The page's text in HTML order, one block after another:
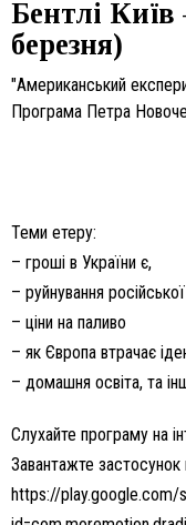
Бентлі Київ
березня)
"Американський
Програма Петра
Теми етеру:
– гроші в України є,
– руйнування
– ціни на паливо
– як Європа втрачає
– домашня освіта, та
Слухайте програму на
Завантажте
https://